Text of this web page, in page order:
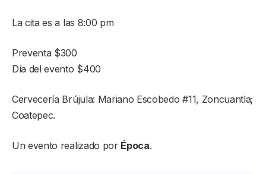
La cita es a las 8:00 pm
Preventa $300
Día del evento $400
Cervecería Brújula: Mariano Escobedo #11, Zoncuantla;
Coatepec.
Un evento realizado por Época.